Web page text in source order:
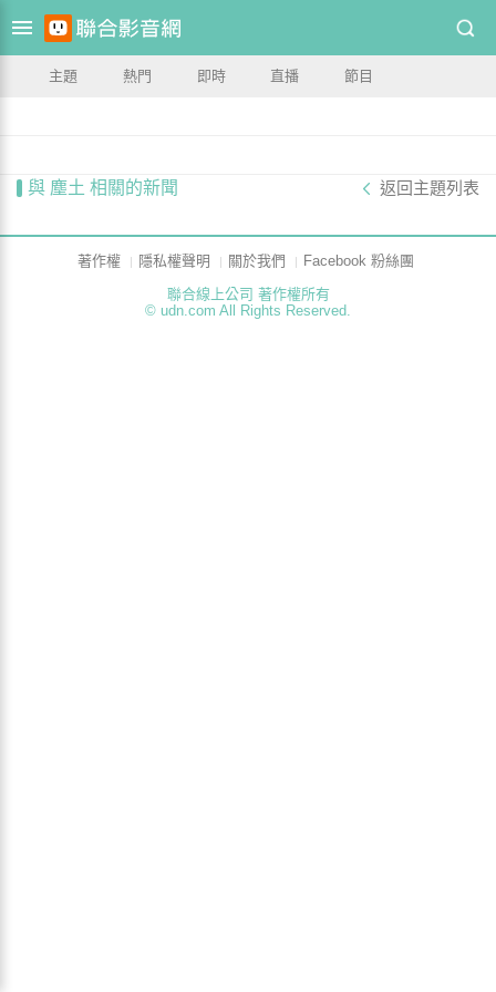
主題 熱門 即時 直播 節目
與 塵土 相關的新聞 返回主題列表
著作權 隱私權聲明 關於我們
Facebook 粉絲團
聯合線上公司 著作權所有
© udn.com All Rights Reserved.